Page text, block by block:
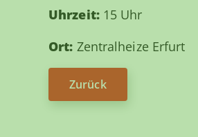
Uhrzeit:15 Uhr
Ort: Zentralheize Erfurt
Zurück